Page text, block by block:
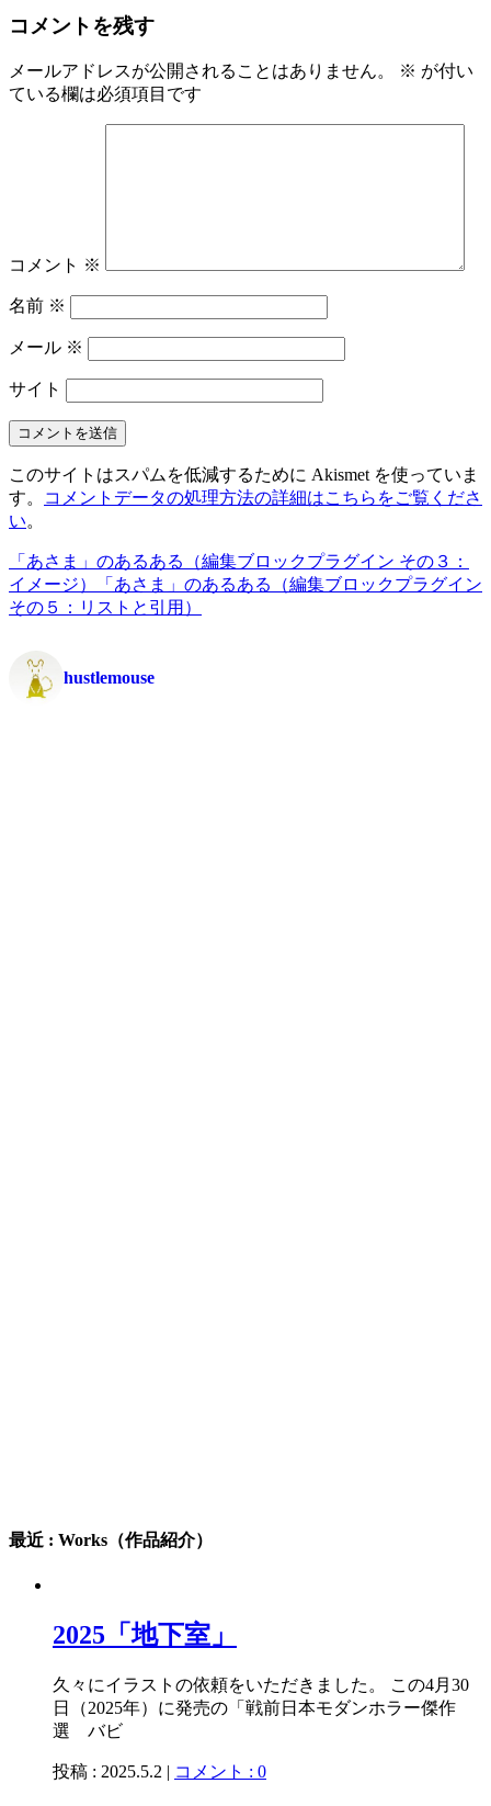
コメントを残す
メールアドレスが公開されることはありません。 ※ が付い
ている欄は必須項目です
コメント ※
名前 ※
メール ※
サイト
このサイトはスパムを低減するために Akismet を使っていま
す。
コメントデータの処理方法の詳細はこちらをご覧くださ
い。
「あさま」のあるある（編集ブロックプラグイン その３：
イメージ）
「あさま」のあるある（編集ブロックプラグイン
その５：リストと引用）
hustlemouse
最近 : Works（作品紹介）
2025「地下室」
久々にイラストの依頼をいただきました。 この4月30
日（2025年）に発売の「戦前日本モダンホラー傑作
選 バビ
投稿 : 2025.5.2 | コメント : 0